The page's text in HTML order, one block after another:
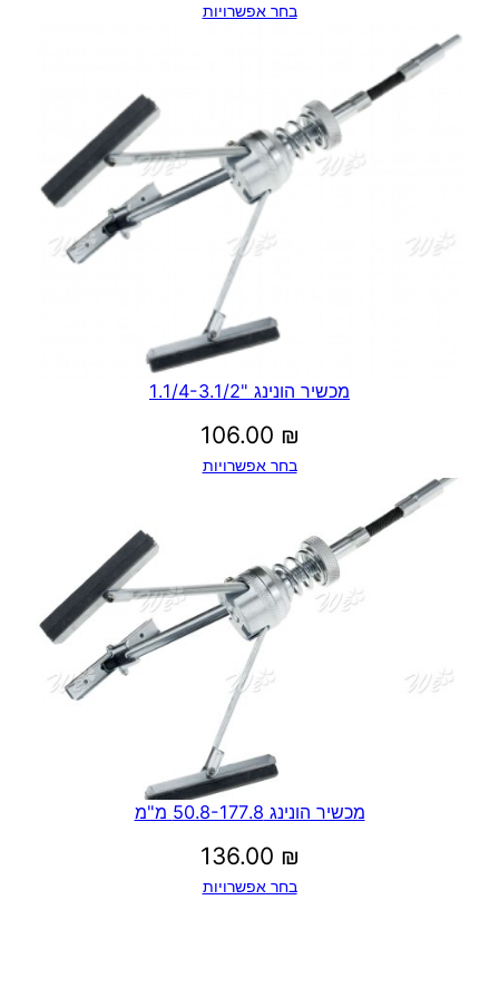
בחר אפשרויות
מכשיר הונינג "1.1/4-3.1/2
106.00 ₪
בחר אפשרויות
מכשיר הונינג 50.8-177.8 מ"מ
136.00 ₪
בחר אפשרויות